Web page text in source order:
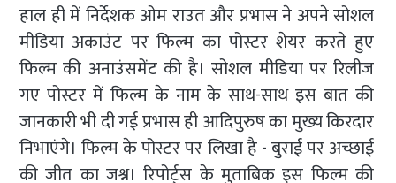
हाल ही में निर्देशक ओम राउत और प्रभास ने अपने सोशल
मीडिया अकाउंट पर फिल्म का पोस्टर शेयर करते हुए
फिल्म की अनाउंसमेंट की है। सोशल मीडिया पर रिलीज
गए पोस्टर में फिल्म के नाम के साथ-साथ इस बात की
जानकारी भी दी गई प्रभास ही आदिपुरुष का मुख्य किरदार
निभाएंगे। फिल्म के पोस्टर पर लिखा है - बुराई पर अच्छाई
की जीत का जश्न। रिपोर्ट्स के मुताबिक इस फिल्म की